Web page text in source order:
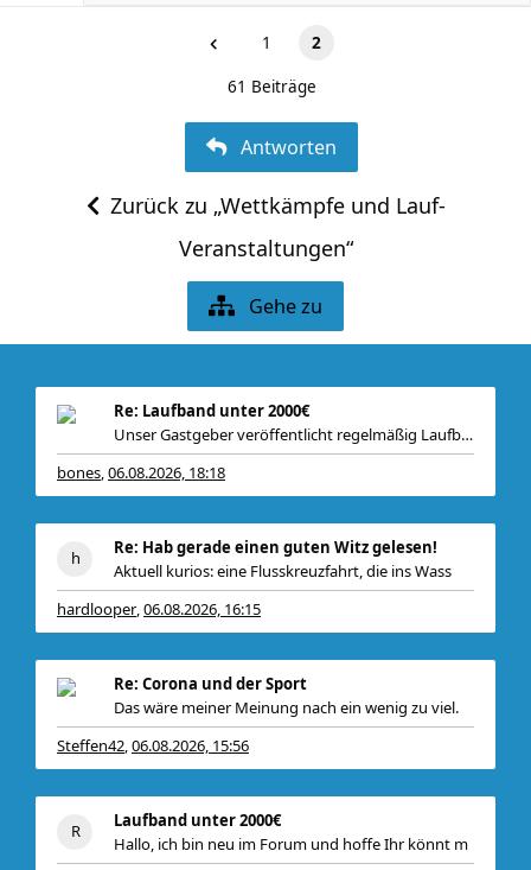
1 2
61 Beiträge
Antworten
Zurück zu „Wettkämpfe und Lauf-
Veranstaltungen“
Gehe zu
Re: Laufband unter 2000€
Unser Gastgeber veröffentlicht regelmäßig Laufband
bones,06.08.2026, 18:18
Re: Hab gerade einen guten Witz gelesen!
Aktuell kurios: eine Flusskreuzfahrt, die ins Wass
hardlooper,06.08.2026, 16:15
Re: Corona und der Sport
Das wäre meiner Meinung nach ein wenig zu viel.
Steffen42,06.08.2026, 15:56
Laufband unter 2000€
Hallo, ich bin neu im Forum und hoffe Ihr könnt m